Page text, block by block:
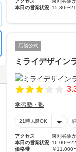
アクセス
東刈谷駅
本日の営業状況 15:30〜
店舗公式
ミライデザイン
学習塾・塾
21時以降OK
アクセス
東刈谷駅
本日の営業状況 16:00〜
価格帯
￥11,000